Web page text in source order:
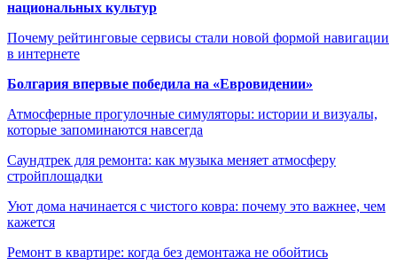
национальных культур
Почему рейтинговые сервисы стали новой формой навигации
в интернете
Болгария впервые победила на «Евровидении»
Атмосферные прогулочные симуляторы: истории и визуалы,
которые запоминаются навсегда
Саундтрек для ремонта: как музыка меняет атмосферу
стройплощадки
Уют дома начинается с чистого ковра: почему это важнее, чем
кажется
Ремонт в квартире: когда без демонтажа не обойтись